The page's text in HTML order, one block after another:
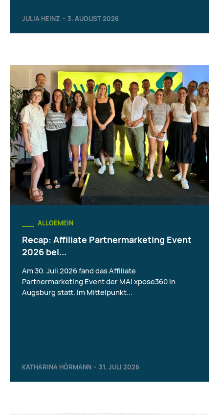
JULIA HEINZ - 3. AUGUST 2026
ALLGEMEIN
Recap: Affiliate Partnermarketing Event
2026 bei...
KATHARINA HÖRMANN - 31. JULI 2026
Am 30. Juli 2026 fand das Affiliate
Partnermarketing Event der MAI xpose360 in
Augsburg statt. Im Mittelpunkt...